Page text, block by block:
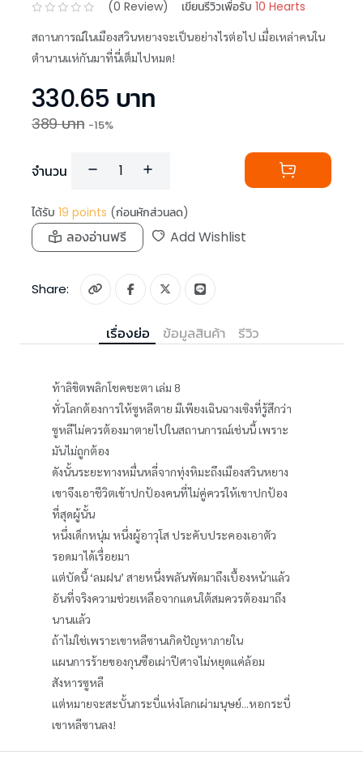
(0 Review) เขียนรีวิวเพื่อรับ 10 Hearts
สถานการณ์ในเมืองสวินหยางจะเป็นอย่างไรต่อไป เมื่อเหล่าคนใน
ตำนานแห่กันมาที่นี่เต็มไปหมด!
330.65 บาท
389บาท -15%
จำนวน
ได้รับ 19 points (ก่อนหักส่วนลด)
ลองอ่านฟรี Add Wishlist
Share:
เรื่องย่อ ข้อมูลสินค้า รีวิว
ท้าลิขิตพลิกโชคชะตา เล่ม 8
ทั่วโลกต้องการให้ซูหลีตาย มีเพียงเฉินฉางเซิงที่รู้สึกว่า
ซูหลีไม่ควรต้องมาตายไปในสถานการณ์เช่นนี้ เพราะ
มันไม่ถูกต้อง
ดังนั้นระยะทางหมื่นหลี่จากทุ่งหิมะถึงเมืองสวินหยาง
เขาจึงเอาชีวิตเข้าปกป้องคนที่ไม่คู่ควรให้เขาปกป้อง
ที่สุดผู้นั้น
หนึ่งเด็กหนุ่ม หนึ่งผู้อาวุโส ประคับประคองเอาตัว
รอดมาได้เรื่อยมา
แต่บัดนี้ ‘ลมฝน’ สายหนึ่งพลันพัดมาถึงเบื้องหน้าแล้ว
อันที่จริงความช่วยเหลือจากแดนใต้สมควรต้องมาถึง
นานแล้ว
ถ้าไม่ใช่เพราะเขาหลีซานเกิดปัญหาภายใน
แผนการร้ายของกุนซือเผ่าปีศาจไม่หยุดแค่ล้อม
สังหารซูหลี
แต่หมายจะสะบั้นกระบี่แห่งโลกเผ่ามนุษย์...หอกระบี่
เขาหลีซานลง!